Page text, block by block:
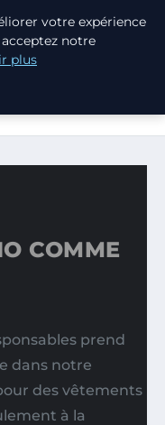
ÉCO-
COMME
prend
dans notre
des vêtements
à la
votre expérience
notre
plus